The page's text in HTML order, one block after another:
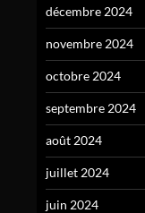
décembre 2024
novembre 2024
octobre 2024
septembre 2024
août 2024
juillet 2024
juin 2024